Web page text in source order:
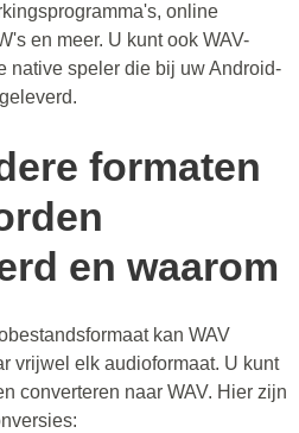
online
en meer. U kunt ook WAV-
native speler die bij uw Android-
formaten
en waarom
kan WAV
vrijwel elk audioformaat. U kunt
converteren naar WAV. Hier zijn